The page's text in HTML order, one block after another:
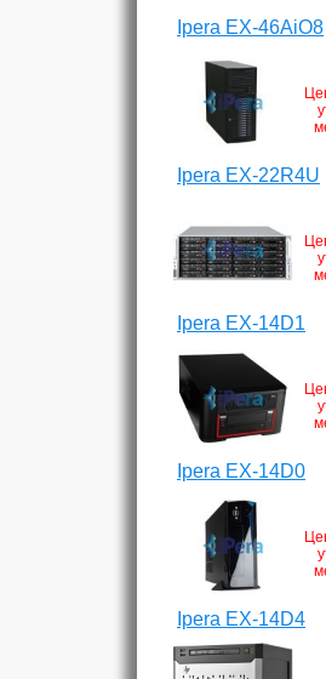
Ipera EX-46AiO8
Ipera EX-22R4U
Ipera EX-14D1
Ipera EX-14D0
Ipera EX-14D4